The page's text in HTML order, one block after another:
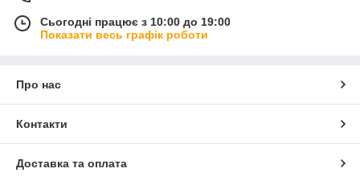
Сьогодні працює з 10:00 до 19:00
Показати весь графік роботи
Про нас
Контакти
Доставка та оплата